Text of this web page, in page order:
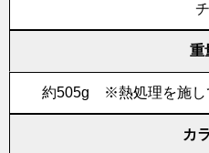
重
約505g ※熱処理を施し
カ